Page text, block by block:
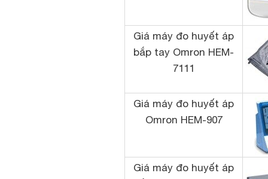
Giá máy đo huyết áp
bắp tay Omron HEM-
7111
Giá máy đo huyết áp
Omron HEM-907
Giá máy đo huyết áp